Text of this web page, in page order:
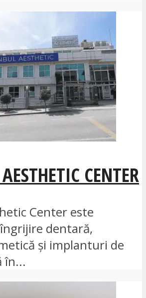
CENTER
Center este
dentară,
și implanturi de
în...